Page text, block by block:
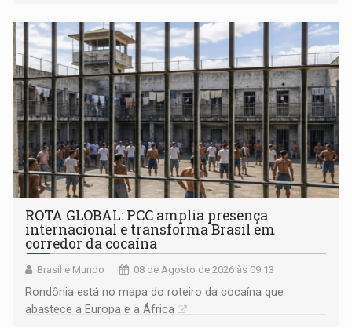
ROTA GLOBAL: PCC amplia presença
internacional e transforma Brasil em
corredor da cocaína
Brasil e Mundo 08 de Agosto de 2026 às 09:13
Rondônia está no mapa do roteiro da cocaína que
abastece a Europa e a África